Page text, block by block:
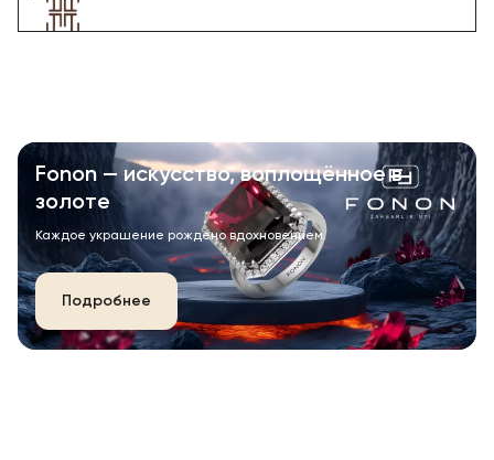
Fonon — искусство, воплощённое в
золоте
Каждое украшение рождено вдохновением.
Подробнее